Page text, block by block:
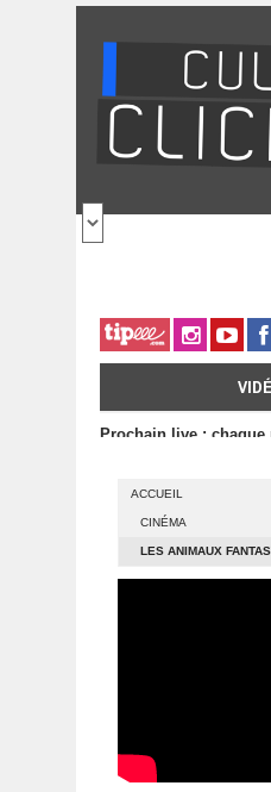
Prochain live : chaque
ACCUEIL
CINÉMA
LES ANIMAUX
ET UNE IMAGE